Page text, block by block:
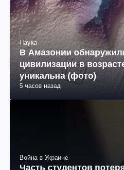
Наука
В Амазонии
цивилизации в
уникальна (фото)
5 часов назад
Война в Украине
Часть студентов